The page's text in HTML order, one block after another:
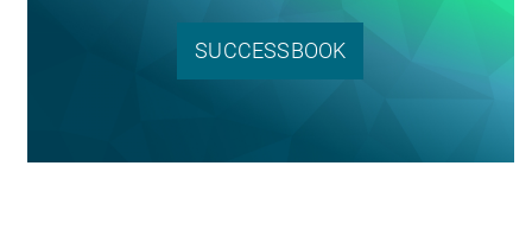
SUCCESSBOOK